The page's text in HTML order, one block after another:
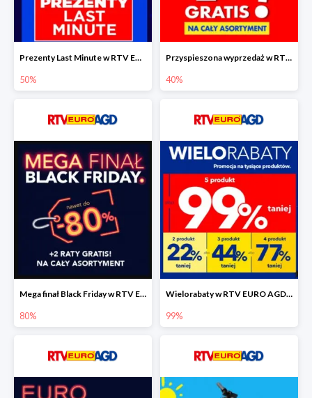
Prezenty Last Minute w RTV EURO AGD do -50%
50%
Przyspieszona wyprzedaż w RTV EURO AGD do -40% - gwarancja dostawy przed Świętami
40%
Mega finał Black Friday w RTV EEURO AGD do -80%
80%
Wielorabaty w RTV EURO AGD do -99%
99%